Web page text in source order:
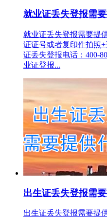
就业证丢失登报需
就业证丢失登报需要提
证证号或者复印件拍照
证丢失登报电话：400-
业证登报...
出生证丢失登报需
出生证丢失登报需要提